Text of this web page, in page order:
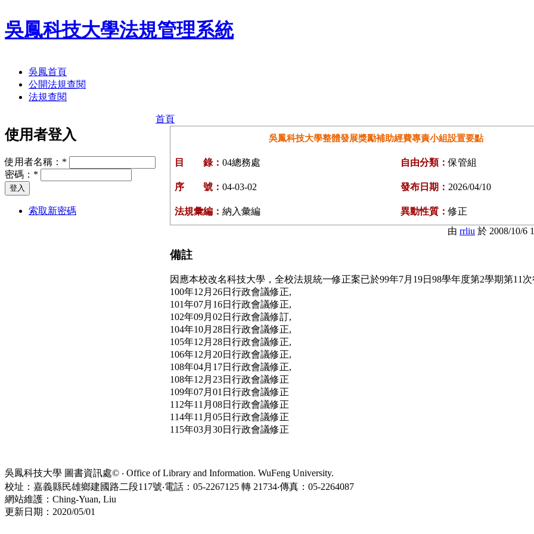
吳鳳科技大學法規管理系統
吳鳳首頁
公開法規查閱
法規查閱
使用者登入
使用者名稱： *
密碼： *
索取新密碼
首頁
吳鳳科技大學整體發展獎勵補助經費專責小組設置要點
目 錄： 04總務處 自由分類：保管組
序 號： 04-03-02 發布日期： 2026/04/10
法規彙編： 納入彙編 異動性質：修正
由 rrliu 於 2008/10/6
備註
因應本校改名科技大學，全校法規統一修正案已於99年7月19日98學年度第2學期第11
100年12月26日行政會議修正,
101年07月16日行政會議修正,
102年09月02日行政會議修訂,
104年10月28日行政會議修正,
105年12月28日行政會議修正,
106年12月20日行政會議修正,
108年04月17日行政會議修正,
108年12月23日行政會議修正
109年07月01日行政會議修正
112年11月08日行政會議修正
114年11月05日行政會議修正
115年03月30日行政會議修正
吳鳳科技大學 圖書資訊處© ‧ Office of Library and Information. WuFeng University.
校址：嘉義縣民雄鄉建國路二段117號‧電話：05-2267125 轉 21734‧傳真：05-2264087
網站維護：Ching-Yuan, Liu
更新日期：2020/05/01